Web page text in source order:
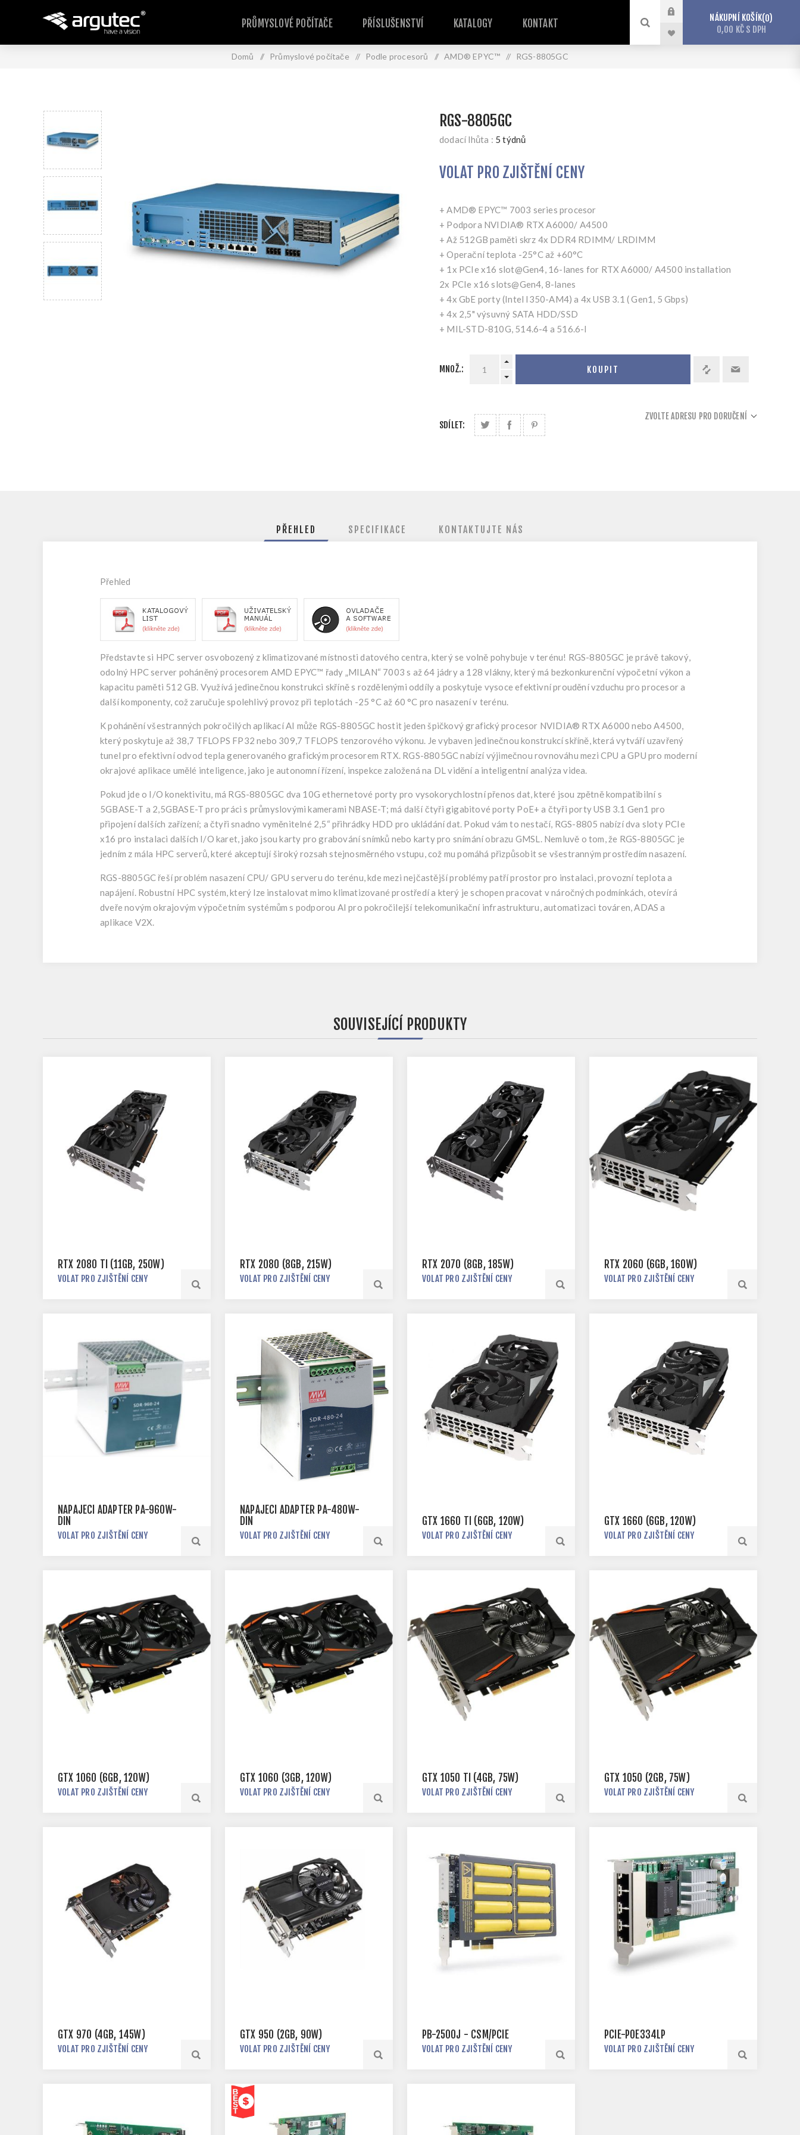
PRŮMYSLOVÉ POČÍTAČE PŘÍSLUŠENSTVÍ KATALOGY KONTAKT NÁKUPNÍ KOŠÍK 0
0,00 KČ S DPH
Domů / Průmyslové počítače / Podle procesorů / AMD® EPYC™ / RGS-8805GC
RGS-8805GC
dodací lhůta : 5 týdnů
VOLAT PRO ZJIŠTĚNÍ CENY
+ AMD® EPYC™ 7003 series procesor
+ Podpora NVIDIA® RTX A6000/ A4500
+ Až 512GB paměti skrz 4x DDR4 RDIMM/ LRDIMM
+ Operační teplota -25°C až +60°C
+ 1x PCIe x16 slot@Gen4, 16-lanes for RTX A6000/ A4500 installation
2x PCIe x16 slots@Gen4, 8-lanes
+ 4x GbE porty (Intel I350-AM4) a 4x USB 3.1 ( Gen1, 5 Gbps)
+ 4x 2,5" výsuvný SATA HDD/SSD
+ MIL-STD-810G, 514.6-4 a 516.6-I
MNOŽ.: KOUPIT
SDÍLET:
ZVOLTE ADRESU PRO DORUČENÍ
PŘEHLED SPECIFIKACE KONTAKTUJTE NÁS
Přehled
Představte si HPC server osvobozený z klimatizované místnosti datového centra, který se volně pohybuje v terénu! RGS-8805GC je právě takový,
odolný HPC server poháněný procesorem AMD EPYC™ řady „MILAN“ 7003 s až 64 jádry a 128 vlákny, který má bezkonkurenční výpočetní výkon a
kapacitu paměti 512 GB. Využívá jedinečnou konstrukci skříně s rozdělenými oddíly a poskytuje vysoce efektivní proudění vzduchu pro procesor a
další komponenty, což zaručuje spolehlivý provoz při teplotách -25 °C až 60 °C pro nasazení v terénu.
K pohánění všestranných pokročilých aplikací AI může RGS-8805GC hostit jeden špičkový grafický procesor NVIDIA® RTX A6000 nebo A4500,
který poskytuje až 38,7 TFLOPS FP32 nebo 309,7 TFLOPS tenzorového výkonu. Je vybaven jedinečnou konstrukcí skříně, která vytváří uzavřený
tunel pro efektivní odvod tepla generovaného grafickým procesorem RTX. RGS-8805GC nabízí výjimečnou rovnováhu mezi CPU a GPU pro moderní
okrajové aplikace umělé inteligence, jako je autonomní řízení, inspekce založená na DL vidění a inteligentní analýza videa.
Pokud jde o I/O konektivitu, má RGS-8805GC dva 10G ethernetové porty pro vysokorychlostní přenos dat, které jsou zpětně kompatibilní s
5GBASE-T a 2,5GBASE-T pro práci s průmyslovými kamerami NBASE-T; má další čtyři gigabitové porty PoE+ a čtyři porty USB 3.1 Gen1 pro
připojení dalších zařízení; a čtyři snadno vyměnitelné 2,5“ přihrádky HDD pro ukládání dat. Pokud vám to nestačí, RGS-8805 nabízí dva sloty PCIe
x16 pro instalaci dalších I/O karet, jako jsou karty pro grabování snímků nebo karty pro snímání obrazu GMSL. Nemluvě o tom, že RGS-8805GC je
jedním z mála HPC serverů, které akceptují široký rozsah stejnosměrného vstupu, což mu pomáhá přizpůsobit se všestranným prostředím nasazení.
RGS-8805GC řeší problém nasazení CPU/ GPU serveru do terénu, kde mezi nejčastější problémy patří prostor pro instalaci, provozní teplota a
napájení. Robustní HPC systém, který lze instalovat mimo klimatizované prostředí a který je schopen pracovat v náročných podmínkách, otevírá
dveře novým okrajovým výpočetním systémům s podporou AI pro pokročilejší telekomunikační infrastrukturu, automatizaci továren, ADAS a
aplikace V2X.
SOUVISEJÍCÍ PRODUKTY
RTX 2080 TI (11GB, 250W)
VOLAT PRO ZJIŠTĚNÍ CENY
RTX 2080 (8GB, 215W)
VOLAT PRO ZJIŠTĚNÍ CENY
RTX 2070 (8GB, 185W)
VOLAT PRO ZJIŠTĚNÍ CENY
RTX 2060 (6GB, 160W)
VOLAT PRO ZJIŠTĚNÍ CENY
NAPÁJECÍ ADAPTÉR PA-960W-
DIN
VOLAT PRO ZJIŠTĚNÍ CENY
NAPÁJECÍ ADAPTÉR PA-480W-
DIN
VOLAT PRO ZJIŠTĚNÍ CENY
GTX 1660 TI (6GB, 120W)
VOLAT PRO ZJIŠTĚNÍ CENY
GTX 1660 (6GB, 120W)
VOLAT PRO ZJIŠTĚNÍ CENY
GTX 1060 (6GB, 120W)
VOLAT PRO ZJIŠTĚNÍ CENY
GTX 1060 (3GB, 120W)
VOLAT PRO ZJIŠTĚNÍ CENY
GTX 1050 TI (4GB, 75W)
VOLAT PRO ZJIŠTĚNÍ CENY
GTX 1050 (2GB, 75W)
VOLAT PRO ZJIŠTĚNÍ CENY
GTX 970 (4GB, 145W)
VOLAT PRO ZJIŠTĚNÍ CENY
GTX 950 (2GB, 90W)
VOLAT PRO ZJIŠTĚNÍ CENY
PB-2500J - CSM/PCIE
VOLAT PRO ZJIŠTĚNÍ CENY
PCIE-POE334LP
VOLAT PRO ZJIŠTĚNÍ CENY